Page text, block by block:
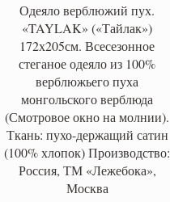
Одеяло верблюжий пух.
«TAYLAK» («Тайлак»)
172х205см. Всесезонное
стеганое одеяло из 100%
верблюжьего пуха
монгольского верблюда
(Смотровое окно на молнии).
Ткань: пухо-держащий сатин
(100% хлопок) Производство:
Россия, ТМ «Лежебока»,
Москва